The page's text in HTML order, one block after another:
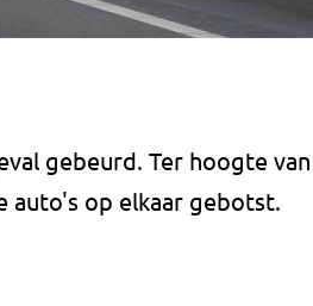
gebeurd. Ter hoogte van
auto's op elkaar gebotst.